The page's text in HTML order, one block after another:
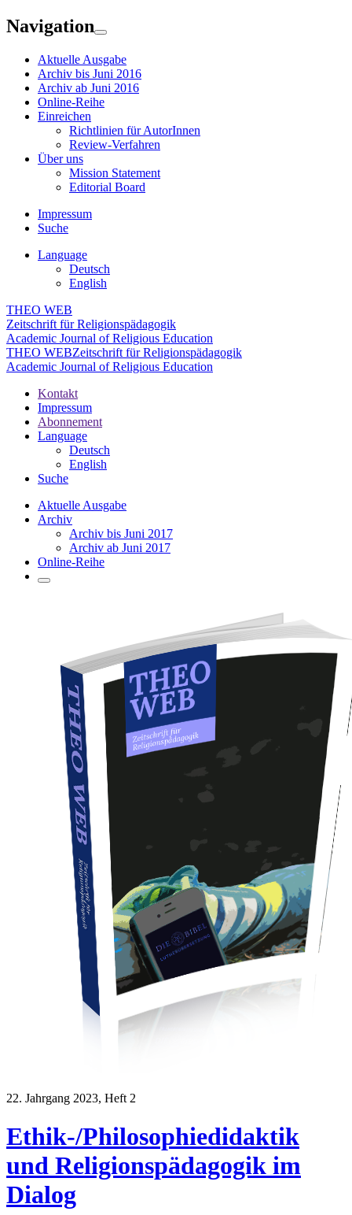
Navigation
Aktuelle Ausgabe
Archiv bis Juni 2016
Archiv ab Juni 2016
Online-Reihe
Einreichen
Richtlinien für AutorInnen
Review-Verfahren
Über uns
Mission Statement
Editorial Board
Impressum
Suche
Language
Deutsch
English
THEO WEB
Zeitschrift für Religionspädagogik
Academic Journal of Religious Education
THEO WEBZeitschrift für Religionspädagogik
Academic Journal of Religious Education
Kontakt
Impressum
Abonnement
Language
Deutsch
English
Suche
Aktuelle Ausgabe
Archiv
Archiv bis Juni 2017
Archiv ab Juni 2017
Online-Reihe
22. Jahrgang 2023, Heft 2
Ethik-/Philosophiedidaktik
und Religionspädagogik im
Dialog